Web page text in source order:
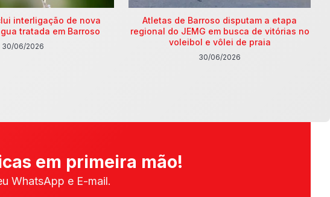
interligação de nova
tratada em Barroso
30/06/2026
Atletas de Barroso disputam a etapa
regional do JEMG em busca de vitórias no
voleibol e vôlei de praia
30/06/2026
em primeira mão!
WhatsApp e E-mail.